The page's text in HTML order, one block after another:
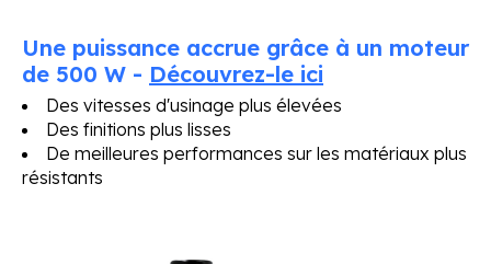
Une puissance accrue grâce à un moteur
de 500 W - Découvrez-le ici
Des vitesses d'usinage plus élevées
Des finitions plus lisses
De meilleures performances sur les matériaux plus
résistants